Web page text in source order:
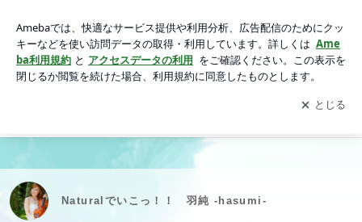
アプリをダウンロードして ブログの更新通知
を受け取りまし
ょう。
開く
Naturalでいこっ！！ 羽純 -hasumi-